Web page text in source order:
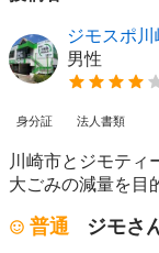
ジモスポ
男性
身分証 法人書類
川崎市とジモティ
⼤ごみの減量を⽬
普通
ジモさ